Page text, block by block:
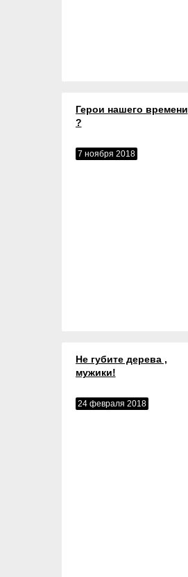
Герои нашего времени
?
7 ноября 2018
Не губите дерева ,
мужики!
24 февраля 2018